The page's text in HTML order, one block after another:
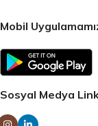
Mobil
Sosyal Medya